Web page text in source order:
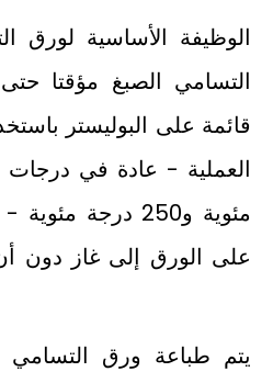
الوظيفة الأساسية لورق
التسامي الصبغ مؤقتا
قائمة على البوليستر
مئوية و250 درجة
على الورق إلى غاز دون
يتم طباعة ورق التسامي